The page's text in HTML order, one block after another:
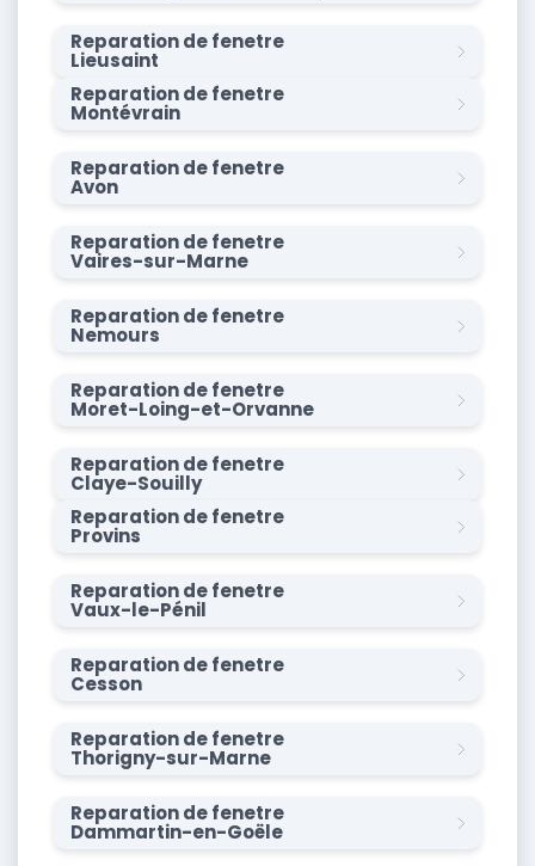
Reparation de fenetre
Lieusaint
Reparation de fenetre
Montévrain
Reparation de fenetre
Avon
Reparation de fenetre
Vaires-sur-Marne
Reparation de fenetre
Nemours
Reparation de fenetre
Moret-Loing-et-Orvanne
Reparation de fenetre
Claye-Souilly
Reparation de fenetre
Provins
Reparation de fenetre
Vaux-le-Pénil
Reparation de fenetre
Cesson
Reparation de fenetre
Thorigny-sur-Marne
Reparation de fenetre
Dammartin-en-Goële